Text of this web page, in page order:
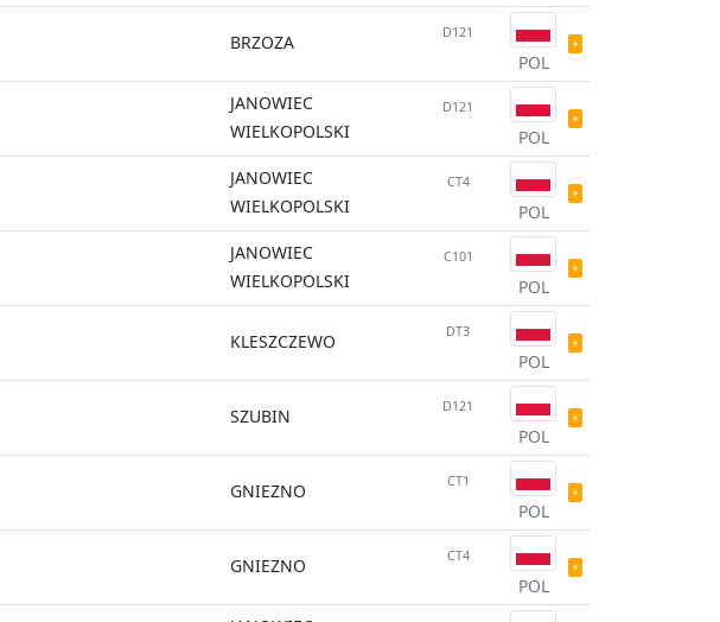
BRZOZA D121
POL
JANOWIEC
WIELKOPOLSKI
D121
POL
JANOWIEC
WIELKOPOLSKI
CT4
POL
JANOWIEC
WIELKOPOLSKI
C101
POL
KLESZCZEWO DT3
POL
SZUBIN D121
POL
GNIEZNO CT1
POL
GNIEZNO CT4
POL